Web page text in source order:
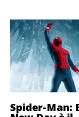
Spider-Man: